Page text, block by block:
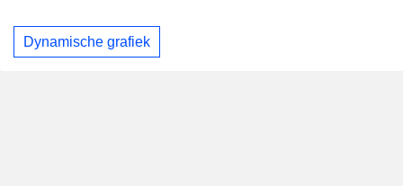
Dynamische grafiek